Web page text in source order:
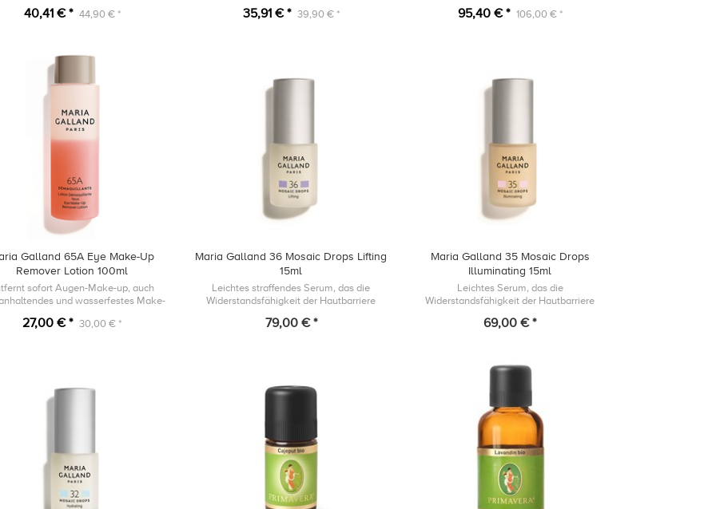
40,41 € * 44,90 € * 35,91 € * 39,90 € * 95,40 € * 106,00 € *
Galland 65A Eye Make-Up
Remover Lotion 100ml
sofort Augen-Make-up, auch
und wasserfestes Make-
27,00 € * 30,00 € *
Maria Galland 36 Mosaic Drops Lifting
15ml
Leichtes straffendes Serum, das die
Widerstandsfähigkeit der Hautbarriere
Hautalterung bekämpft, indem es das
79,00 € *
Maria Galland 35 Mosaic Drops
Illuminating 15ml
Leichtes Serum, das die
Widerstandsfähigkeit der Hautbarriere
entgegenwirkt, indem es Deiner Haut einen
69,00 € *